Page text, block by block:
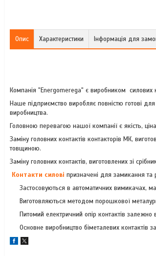
Опис Характеристики Інформація для
Компанія "Energomerega" є виробником силових
Наше підприємство виробляє повністю готові
виробництва.
Головною перевагою нашої компанії є якість,
Заміну головних контактів контакторів МК,
товщиною.
Заміну головних контактів, виготовлених зі
Контакти силові призначені для замикання
Застосовуються в автоматичних вимикачах,
Виготовляються методом порошкової
Питомий електричний опір контактів
Основне виробництво біметалевих контактів